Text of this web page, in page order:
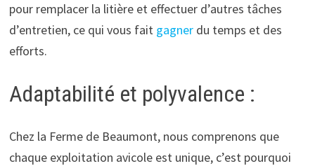
pour remplacer la litière et effectuer d’autres tâches
d’entretien, ce qui vous fait gagnerdu temps et des
efforts.
Adaptabilité et polyvalence :
Chez la Ferme de Beaumont, nous comprenons que
chaque exploitation avicole est unique, c’est pourquoi